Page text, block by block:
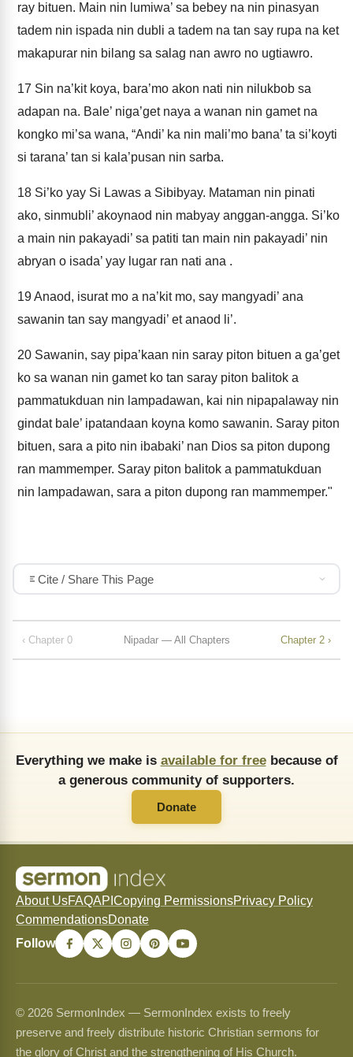
ray bituen. Main nin lumiwa’ sa bebey na nin pinasyan
tadem nin ispada nin dubli a tadem na tan say rupa na ket
makapurar nin bilang sa salag nan awro no ugtiawro.
17 Sin na’kit koya, bara’mo akon nati nin nilukbob sa
adapan na. Bale’ niga’get naya a wanan nin gamet na
kongko mi’sa wana, “Andi’ ka nin mali’mo bana’ ta si’koyti
si tarana’ tan si kala’pusan nin sarba.
18 Si’ko yay Si Lawas a Sibibyay. Mataman nin pinati
ako, sinmubli’ akoynaod nin mabyay anggan-angga. Si’ko
a main nin pakayadi’ sa patiti tan main nin pakayadi’ nin
abryan o isada’ yay lugar ran nati ana .
19Anaod, isurat mo a na’kit mo, say mangyadi’ ana
sawanin tan say mangyadi’ et anaod li’.
20 Sawanin, say pipa’kaan nin saray piton bituen a ga’get
ko sa wanan nin gamet ko tan saray piton balitok a
pammatukduan nin lampadawan, kai nin nipapalaway nin
gindat bale’ ipatandaan koyna komo sawanin. Saray piton
bituen, sara a pito nin ibabaki’ nan Dios sa piton dupong
ran mammemper. Saray piton balitok a pammatukduan
nin lampadawan, sara a piton dupong ran mammemper."
Cite / Share This Page
‹ Chapter 0 Nipadar — All Chapters Chapter 2 ›
Everything we make is available for freebecause of
a generous community of supporters.
Donate
About UsFAQAPI Copying PermissionsPrivacy Policy
CommendationsDonate
Follow
© 2026 SermonIndex — SermonIndex exists to freely
preserve and freely distribute historic Christian sermons for
the glory of Christ and the strengthening of His Church.